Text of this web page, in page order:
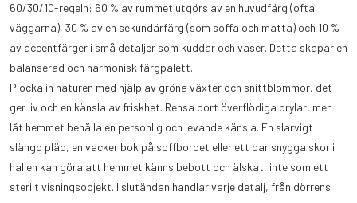
60/30/10-regeln: 60 % av rummet utgörs av en huvudfärg (ofta
väggarna), 30 % av en sekundärfärg (som soffa och matta) och 10 %
av accentfärger i små detaljer som kuddar och vaser. Detta skapar en
balanserad och harmonisk färgpalett.
Plocka in naturen med hjälp av gröna växter och snittblommor, det
ger liv och en känsla av friskhet. Rensa bort överflödiga prylar, men
låt hemmet behålla en personlig och levande känsla. En slarvigt
slängd pläd, en vacker bok på soffbordet eller ett par snygga skor i
hallen kan göra att hemmet känns bebott och älskat, inte som ett
sterilt visningsobjekt. I slutändan handlar varje detalj, från dörrens